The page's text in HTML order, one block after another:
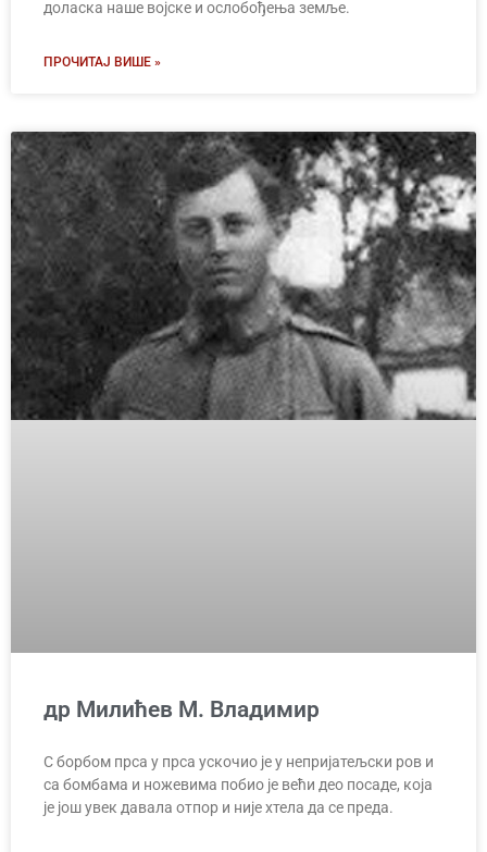
доласка наше војске и ослобођења земље.
ПРОЧИТАЈ ВИШЕ »
др Милићев М. Владимир
С борбом прса у прса ускочио је у непријатељски ров и
са бомбама и ножевима побио је већи део посаде, која
је још увек давала отпор и није хтела да се преда.